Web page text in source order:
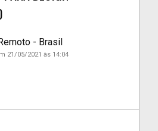
- Brasil
21/05/2021 às 14:04